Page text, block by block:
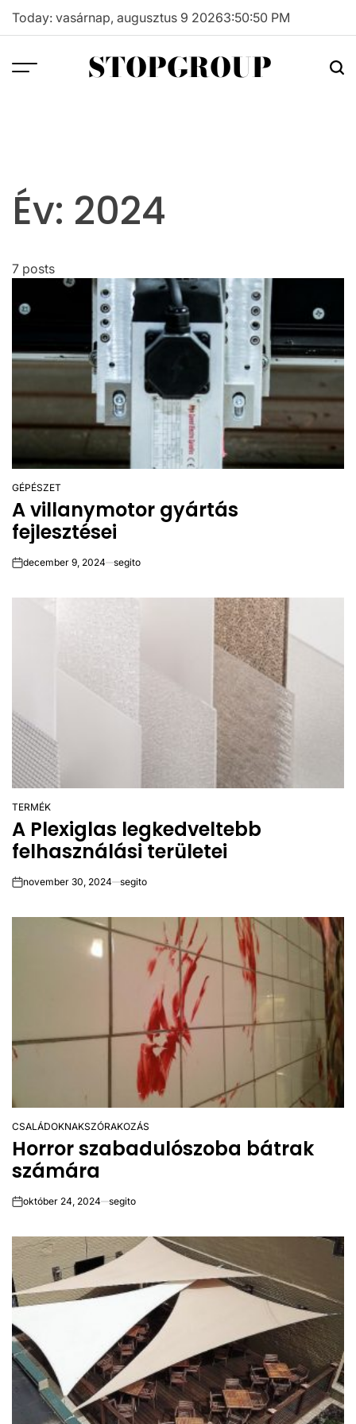
Skip
Today: vasárnap, augusztus 9 20263:50:51 PM
STOPGROUP
Év: 2024
7 posts
POSTED
IN
GÉPÉSZET
A villanymotor gyártás
fejlesztései
ondecember 9, 2024 segito
POSTED
IN
TERMÉK
A Plexiglas legkedveltebb
felhasználási területei
onnovember 30, 2024 segito
POSTED
IN
CSALÁDOKNAKSZÓRAKOZÁS
Horror szabadulószoba bátrak
számára
onoktóber 24, 2024 segito